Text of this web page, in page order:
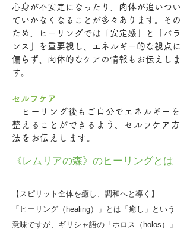
心身が不安定になったり、肉体が追いつい
ていかなくなることが多々あります。その
ため、ヒーリングでは「安定感」と「バラ
ンス」を重要視し、エネルギー的な視点に
偏らず、肉体的なケアの情報もお伝えしま
す。
セルフケア
ヒーリング後もご自分でエネルギーを
整えることができるよう、セルフケア方
法をお伝えします。
《レムリアの森》のヒーリングとは
【スピリット全体を癒し、調和へと導く】
「ヒーリング（healing）」とは「癒し」という
意味ですが、ギリシャ語の「ホロス（holos）」